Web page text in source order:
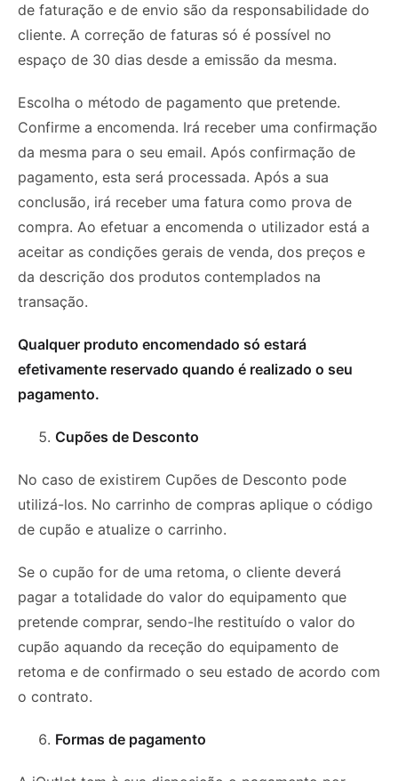
de faturação e de envio são da responsabilidade do
cliente. A correção de faturas só é possível no
espaço de 30 dias desde a emissão da mesma.
Escolha o método de pagamento que pretende.
Confirme a encomenda. Irá receber uma confirmação
da mesma para o seu email. Após confirmação de
pagamento, esta será processada. Após a sua
conclusão, irá receber uma fatura como prova de
compra. Ao efetuar a encomenda o utilizador está a
aceitar as condições gerais de venda, dos preços e
da descrição dos produtos contemplados na
transação.
Qualquer produto encomendado só estará
efetivamente reservado quando é realizado o seu
pagamento.
Cupões de Desconto
No caso de existirem Cupões de Desconto pode
utilizá-los. No carrinho de compras aplique o código
de cupão e atualize o carrinho.
Se o cupão for de uma retoma, o cliente deverá
pagar a totalidade do valor do equipamento que
pretende comprar, sendo-lhe restituído o valor do
cupão aquando da receção do equipamento de
retoma e de confirmado o seu estado de acordo com
o contrato.
Formas de pagamento